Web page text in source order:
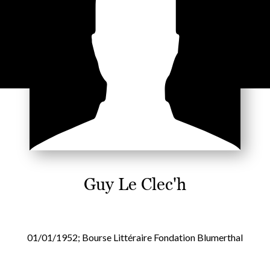
Guy Le Clec'h
01/01/1952; Bourse Littéraire Fondation Blumerthal